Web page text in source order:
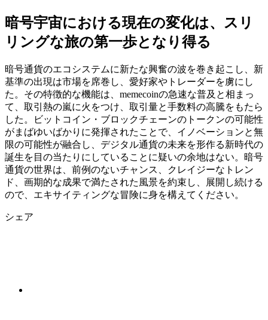
暗号宇宙における現在の変化は、スリ
リングな旅の第一歩となり得る
暗号通貨のエコシステムに新たな興奮の波を巻き起こし、新
基準の出現は市場を席巻し、愛好家やトレーダーを虜にし
た。その特徴的な機能は、memecoinの急速な普及と相まっ
て、取引熱の嵐に火をつけ、取引量と手数料の高騰をもたら
した。ビットコイン・ブロックチェーンのトークンの可能性
がまばゆいばかりに発揮されたことで、イノベーションと無
限の可能性が融合し、デジタル通貨の未来を形作る新時代の
誕生を目の当たりにしていることに疑いの余地はない。暗号
通貨の世界は、前例のないチャンス、クレイジーなトレン
ド、画期的な成果で満たされた風景を約束し、展開し続ける
ので、エキサイティングな冒険に身を構えてください。
シェア